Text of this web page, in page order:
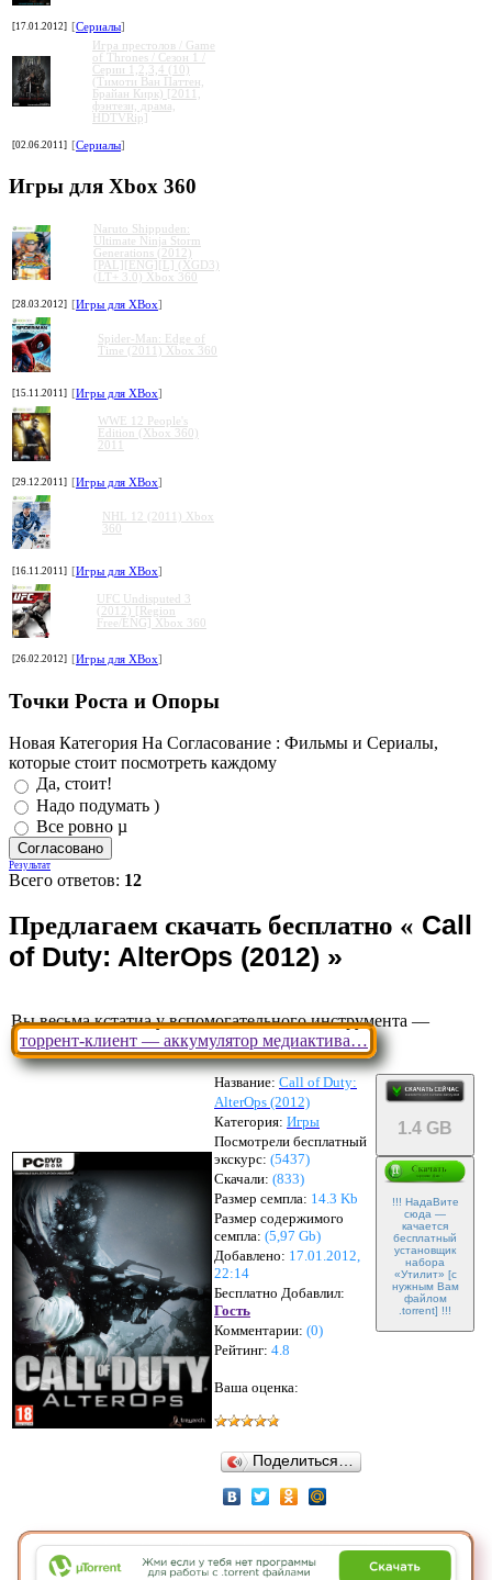
[17.01.2012] [Сериалы]
Игра престолов / Game
of Thrones / Сезон 1 /
Серии 1,2,3,4 (10)
(Тимоти Ван Паттен,
Брайан Кирк) [2011,
фэнтези, драма,
HDTVRip]
[02.06.2011] [Сериалы]
Игры для Xbox 360
Naruto Shippuden:
Ultimate Ninja Storm
Generations (2012)
[PAL][ENG][L] (XGD3)
(LT+ 3.0) Xbox 360
[28.03.2012] [Игры для XBox]
Spider-Man: Edge of
Time (2011) Xbox 360
[15.11.2011] [Игры для XBox]
WWE 12 People's
Edition (Xbox 360)
2011
[29.12.2011] [Игры для XBox]
NHL 12 (2011) Xbox
360
[16.11.2011] [Игры для XBox]
UFC Undisputed 3
(2012) [Region
Free/ENG] Xbox 360
[26.02.2012] [Игры для XBox]
Точки Роста и Опоры
Новая Категория На Согласование : Фильмы и Сериалы,
которые стоит посмотреть каждому
Да, стоит!
Надо подумать )
Все ровно µ
Результат
Всего ответов: 12
Вы весьма кстатиа у вспомогательного инструмента —
торрент-клиент — аккумулятор медиактива…
Название: Call of Duty:
AlterOps (2012)
1.4 GB
!!! НадаВите
сюда —
качается
бесплатный
установщик
набора
«Утилит» [с
нужным Вам
файлом
.torrent] !!!
Категория: Игры
Посмотрели бесплатный
экскурс: (5437)
Скачали: (833)
Размер семпла: 14.3 Kb
Размер содержимого
семпла: (5,97 Gb)
Добавлено: 17.01.2012,
22:14
Бесплатно Добавлил:
Гость
Комментарии: (0)
Рейтинг: 4.8
Ваша оценка:
Поделиться…